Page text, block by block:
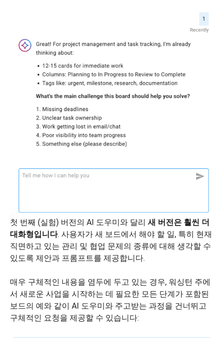
첫 번째 (실험) 버전의 AI 도우미와 달리 새 버전은 훨씬 더
대화형입니다. 사용자가 새 보드에서 해야 할 일, 특히 현재
직면하고 있는 관리 및 협업 문제의 종류에 대해 생각할 수
있도록 제안과 프롬프트를 제공합니다.
매우 구체적인 내용을 염두에 두고 있는 경우, 워싱턴 주에
서 새로운 사업을 시작하는 데 필요한 모든 단계가 포함된
보드의 예와 같이 AI 도우미와 주고받는 과정을 건너뛰고
구체적인 요청을 제공할 수 있습니다: